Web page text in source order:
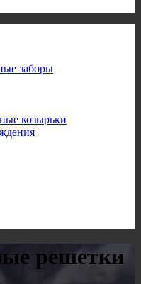
заборы
козырьки
решетки